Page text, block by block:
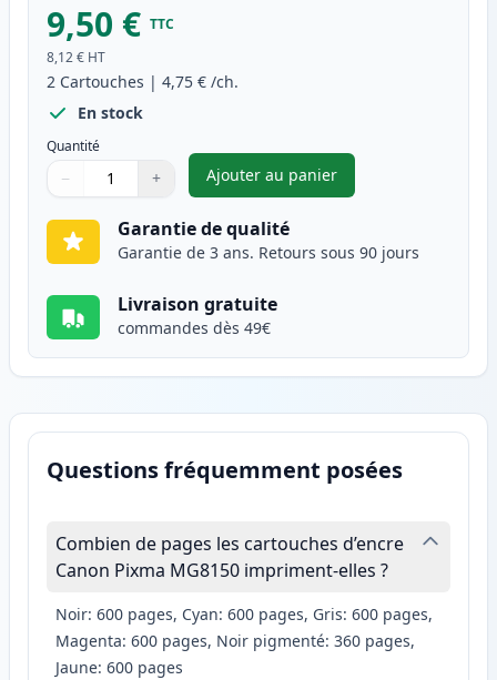
9,50 € TTC
8,12 € HT
2 Cartouches | 4,75 € /ch.
En stock
Quantité
Quantité
Utilisez les boutons pour ajuster
− +
Quantité
Ajouter au panier
,Pack de 2 Canon CLI-
Garantie de qualité
Garantie de 3 ans. Retours sous 90 jours
Livraison gratuite
commandes dès 49€
Questions fréquemment posées
Combien de pages les cartouches d’encre
Canon Pixma MG8150 impriment-elles ?
Noir: 600 pages, Cyan: 600 pages, Gris: 600 pages,
Magenta: 600 pages, Noir pigmenté: 360 pages,
Jaune: 600 pages